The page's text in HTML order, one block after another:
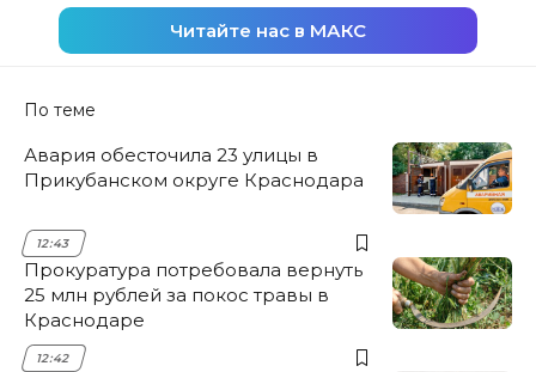
Читайте нас в МАКС
По теме
Авария обесточила 23 улицы в
Прикубанском округе Краснодара
12:43
Прокуратура потребовала вернуть
25 млн рублей за покос травы в
Краснодаре
12:42